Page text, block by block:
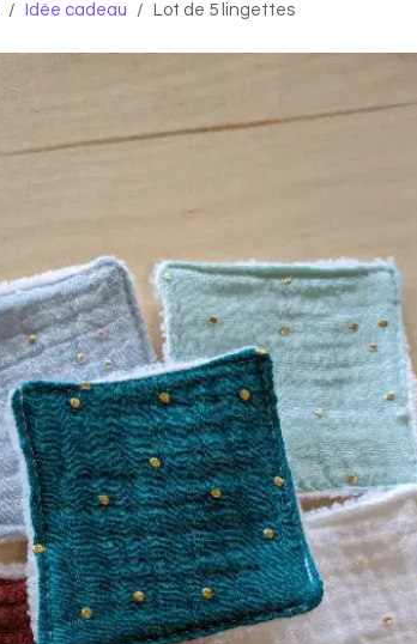
Idée cadeau Lot de 5 lingettes